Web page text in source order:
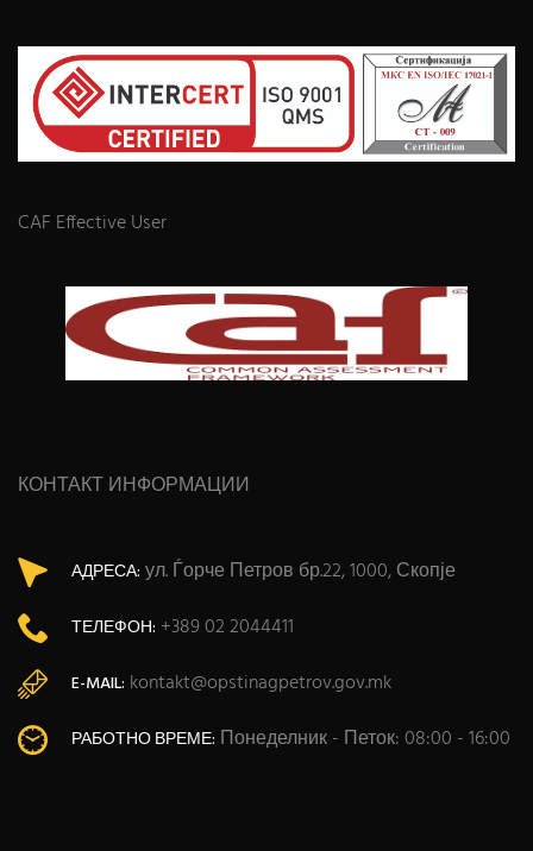
CAF Effective User
КОНТАКТ ИНФОРМАЦИИ
АДРЕСА: ул. Ѓорче Петров бр.22, 1000, Скопје
ТЕЛЕФОН: +389 02 2044411
E-MAIL: kontakt@opstinagpetrov.gov.mk
РАБОТНО ВРЕМЕ: Понеделник - Петок: 08:00 - 16:00